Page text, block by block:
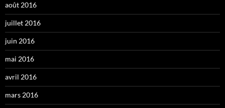
août 2016
juillet 2016
juin 2016
mai 2016
avril 2016
mars 2016